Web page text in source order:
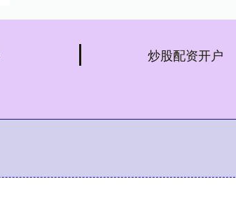
炒股配资开户